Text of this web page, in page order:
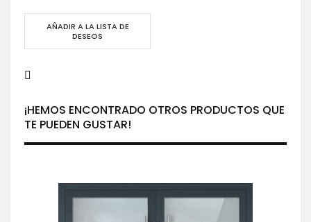
AÑADIR A LA LISTA DE
DESEOS
¡HEMOS ENCONTRADO OTROS PRODUCTOS QUE
TE PUEDEN GUSTAR!